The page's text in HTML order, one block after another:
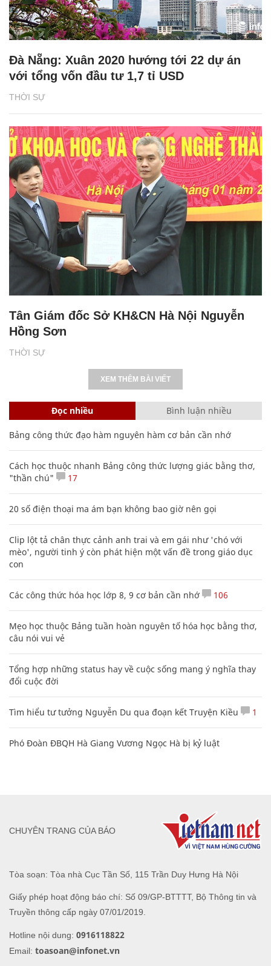
THỜI SỰ
Đà Nẵng: Xuân 2020 hướng tới 22 dự án
với tổng vốn đầu tư 1,7 tỉ USD
THỜI SỰ
Tân Giám đốc Sở KH&CN Hà Nội Nguyễn
Hồng Sơn
XEM THÊM BÀI VIẾT
Đọc nhiều Bình luận nhiều
Bảng công thức đạo hàm nguyên hàm cơ bản cần nhớ
Cách học thuộc nhanh Bảng công thức lượng giác bằng thơ,
"thần chú"
17
20 số điện thoại ma ám bạn không bao giờ nên gọi
Clip lột tả chân thực cảnh anh trai và em gái như 'chó với
mèo', người tinh ý còn phát hiện một vấn đề trong giáo dục
con
Các công thức hóa học lớp 8, 9 cơ bản cần nhớ 106
Mẹo học thuộc Bảng tuần hoàn nguyên tố hóa học bằng thơ,
câu nói vui vẻ
Tổng hợp những status hay về cuộc sống mang ý nghĩa thay
đổi cuộc đời
Tìm hiểu tư tưởng Nguyễn Du qua đoạn kết Truyện Kiều 1
Phó Đoàn ĐBQH Hà Giang Vương Ngọc Hà bị kỷ luật
Tòa soạn: Tòa nhà Cục Tần Số, 115 Trần Duy Hưng Hà Nội
Giấy phép hoạt động báo chí: Số 09/GP-BTTTT, Bộ Thông tin và
Truyền thông cấp ngày 07/01/2019.
Hotline nội dung: 0916118822
Email: toasoan@infonet.vn
CHUYÊN TRANG CỦA BÁO